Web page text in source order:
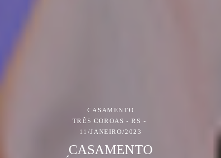
CASAMENTO
TRÊS COROAS - RS
11/JANEIRO/2023
CASAMENTO